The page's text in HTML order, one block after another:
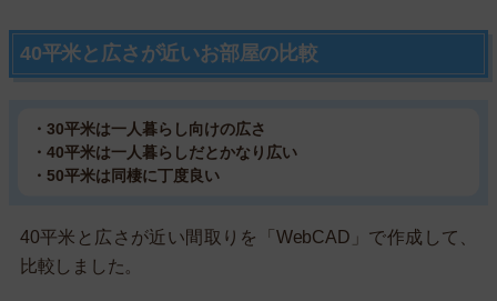
40平米と広さが近いお部屋の比較
・30平米は一人暮らし向けの広さ
・40平米は一人暮らしだとかなり広い
・50平米は同棲に丁度良い
40平米と広さが近い間取りを「WebCAD」で作成して、
比較しました。